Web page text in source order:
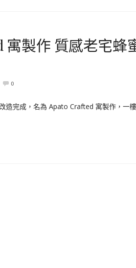
寓製作 質感老宅蜂
0
造完成，名為 Apato Crafted 寓製作，一